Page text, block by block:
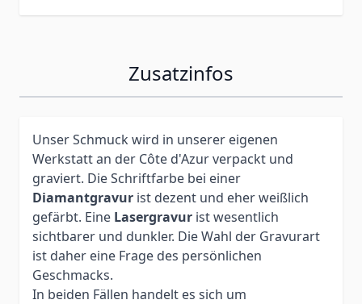
Zusatzinfos
Unser Schmuck wird in unserer eigenen
Werkstatt an der Côte d'Azur verpackt und
graviert. Die Schriftfarbe bei einer
Diamantgravur ist dezent und eher weißlich
gefärbt. Eine Lasergravur ist wesentlich
sichtbarer und dunkler. Die Wahl der Gravurart
ist daher eine Frage des persönlichen
Geschmacks.
In beiden Fällen handelt es sich um